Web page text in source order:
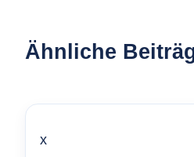
Ähnliche
x